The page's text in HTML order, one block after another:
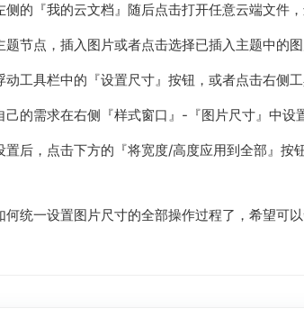
侧的『我的云文档』随后点击打开任意云端文件
题节点，插入图片或者点击选择已插入主题中的图
动工具栏中的『设置尺寸』按钮，或者点击右侧
己的需求在右侧『样式窗口』-『图片尺寸』中设
置后，点击下方的『将宽度/高度应用到全部』按
何统一设置图片尺寸的全部操作过程了，希望可以